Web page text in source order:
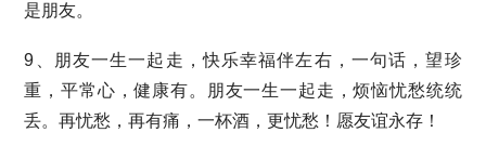
是朋友。
9、朋友一生一起走，快乐幸福伴左右，一句话，望珍
重，平常心，健康有。朋友一生一起走，烦恼忧愁统统
丢。再忧愁，再有痛，一杯酒，更忧愁！愿友谊永存！